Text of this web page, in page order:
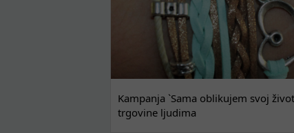
Kampanja `Sama oblikujem svoj
trgovine ljudima